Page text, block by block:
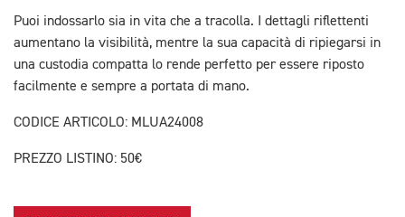
Puoi indossarlo sia in vita che a tracolla. I dettagli riflettenti
aumentano la visibilità, mentre la sua capacità di ripiegarsi in
una custodia compatta lo rende perfetto per essere riposto
facilmente e sempre a portata di mano.
CODICE ARTICOLO: MLUA24008
PREZZO LISTINO: 50€